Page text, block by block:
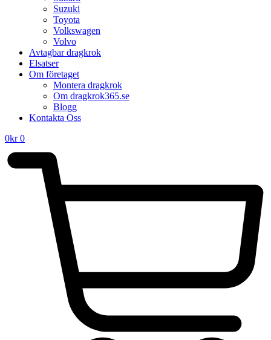
Suzuki
Toyota
Volkswagen
Volvo
Avtagbar dragkrok
Elsatser
Om företaget
Montera dragkrok
Om dragkrok365.se
Blogg
Kontakta Oss
0kr 0